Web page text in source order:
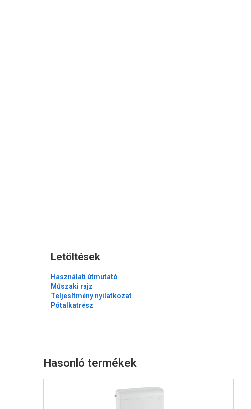
Letöltések
Használati útmutató
Műszaki rajz
Teljesítmény nyilatkozat
Pótalkatrész
Hasonló termékek